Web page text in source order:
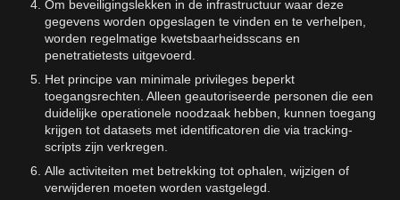
Om beveiligingslekken in de infrastructuur waar deze
gegevens worden opgeslagen te vinden en te verhelpen,
worden regelmatige kwetsbaarheidsscans en
penetratietests uitgevoerd.
Het principe van minimale privileges beperkt
toegangsrechten. Alleen geautoriseerde personen die een
duidelijke operationele noodzaak hebben, kunnen toegang
krijgen tot datasets met identificatoren die via tracking-
scripts zijn verkregen.
Alle activiteiten met betrekking tot ophalen, wijzigen of
verwijderen moeten worden vastgelegd.